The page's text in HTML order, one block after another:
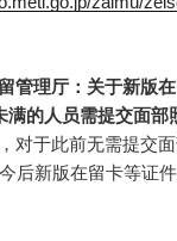
管理厅：关于新版
满的人员需提交面部
对于此前无需提交
后新版在留卡等证